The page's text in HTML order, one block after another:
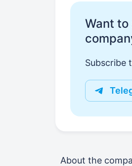
Want
Subscribe
About the